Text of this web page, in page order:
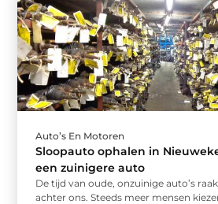
Auto’s En Motoren
Sloopauto ophalen in
een zuinigere auto
De tijd van oude, onzuinige auto’s
achter ons. Steeds meer mensen